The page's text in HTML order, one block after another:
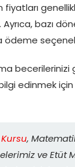
fiyatları
bazı
ödeme
edinmek
Kursu,
ve Etüt